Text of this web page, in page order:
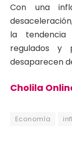
Con una
la
regulados y
desaparecen
Cholila
Economía